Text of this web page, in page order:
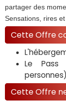
partager des
Sensations, rires
Cette Offre
Le Pass
personnes)
Cette Offre